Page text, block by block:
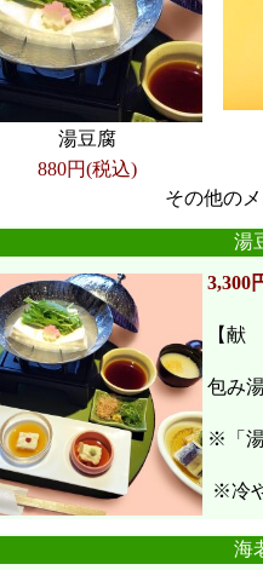
湯豆腐
880円(税込)
その他の
湯
3,300
【献
包み
※「湯
※冷
海